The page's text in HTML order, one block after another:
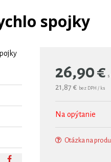
spojky
26,90€ s
21,87 € bez DPH / ks
Na opýtanie
Otázka na